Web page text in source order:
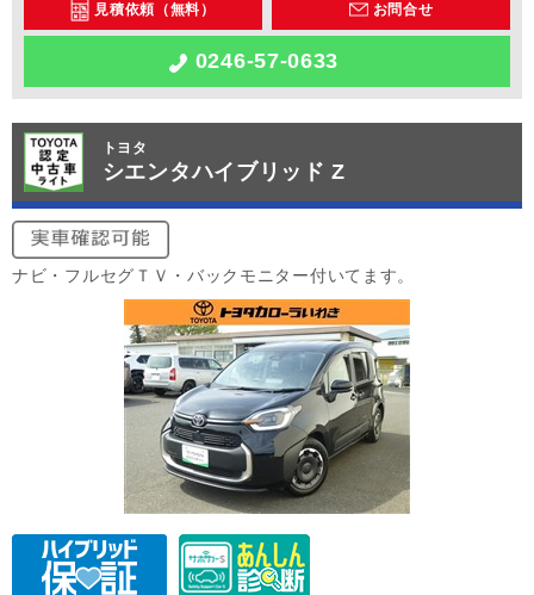
見積依頼（無料） お問合せ
0246-57-0633
トヨタ
シエンタハイブリッド Z
ナビ・フルセグＴＶ・バックモニター付いてます。